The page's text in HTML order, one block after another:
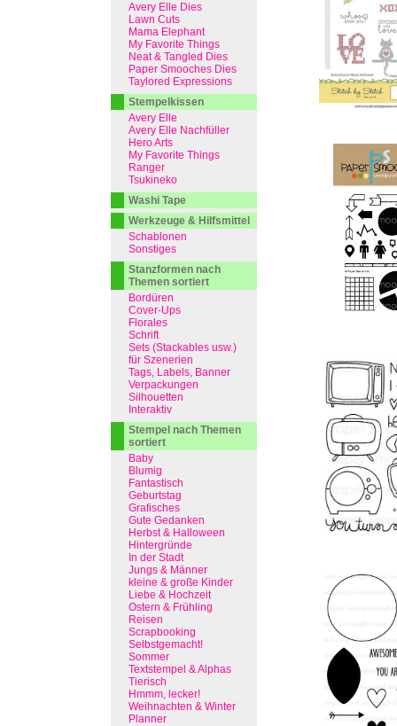
Avery Elle Dies
Lawn Cuts
Mama Elephant
My Favorite Things
Neat & Tangled Dies
Paper Smooches Dies
Taylored Expressions
Stempelkissen
Avery Elle
Avery Elle Nachfüller
Hero Arts
My Favorite Things
Ranger
Tsukineko
Washi Tape
Werkzeuge & Hilfsmittel
Schablonen
Sonstiges
Stanzformen nach
Themen sortiert
Bordüren
Cover-Ups
Florales
Schrift
Sets (Stackables usw.)
für Szenerien
Tags, Labels, Banner
Verpackungen
Silhouetten
Interaktiv
Stempel nach Themen
sortiert
Baby
Blumig
Fantastisch
Geburtstag
Grafisches
Gute Gedanken
Herbst & Halloween
Hintergründe
In der Stadt
Jungs & Männer
kleine & große Kinder
Liebe & Hochzeit
Ostern & Frühling
Reisen
Scrapbooking
Selbstgemacht!
Sommer
Textstempel & Alphas
Tierisch
Hmmm, lecker!
Weihnachten & Winter
Planner